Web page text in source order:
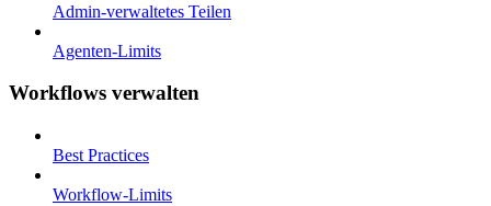
Admin-verwaltetes Teilen
Agenten-Limits
Workflows verwalten
Best Practices
Workflow-Limits